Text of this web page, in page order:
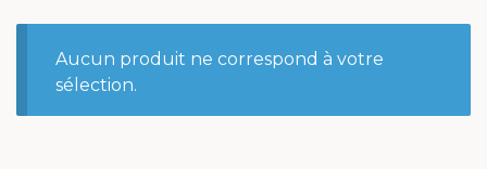
Aucun produit ne correspond à votre
sélection.